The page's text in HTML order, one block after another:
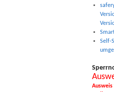
Self-
Ausweis